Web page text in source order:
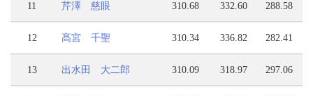
11 芹澤 慈眼 310.68 332.60 288.58
12 髙宮 千聖 310.34 336.82 282.41
13 出水田 大二郎 310.09 318.97 297.06